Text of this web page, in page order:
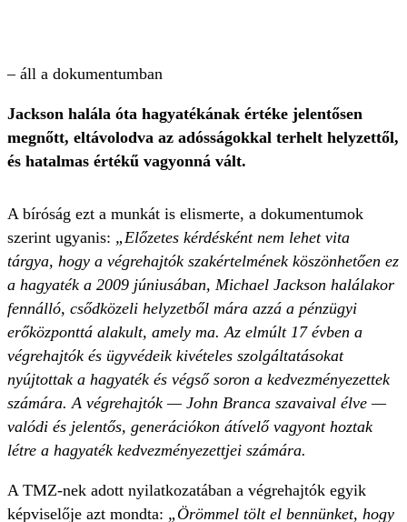
– áll a dokumentumban
Jackson halála óta hagyatékának értéke jelentősen
megnőtt, eltávolodva az adósságokkal terhelt helyzettől,
és hatalmas értékű vagyonná vált.
A bíróság ezt a munkát is elismerte, a dokumentumok
szerint ugyanis: „Előzetes kérdésként nem lehet vita
tárgya, hogy a végrehajtók szakértelmének köszönhetően ez
a hagyaték a 2009 júniusában, Michael Jackson halálakor
fennálló, csődközeli helyzetből mára azzá a pénzügyi
erőközponttá alakult, amely ma. Az elmúlt 17 évben a
végrehajtók és ügyvédeik kivételes szolgáltatásokat
nyújtottak a hagyaték és végső soron a kedvezményezettek
számára. A végrehajtók — John Branca szavaival élve —
valódi és jelentős, generációkon átívelő vagyont hoztak
létre a hagyaték kedvezményezettjei számára.
A TMZ-nek adott nyilatkozatában a végrehajtók egyik
képviselője azt mondta: „Örömmel tölt el bennünket, hogy